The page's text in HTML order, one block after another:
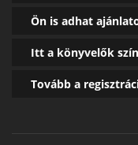
Ön is adhat
Itt a könyvelők
Tovább a